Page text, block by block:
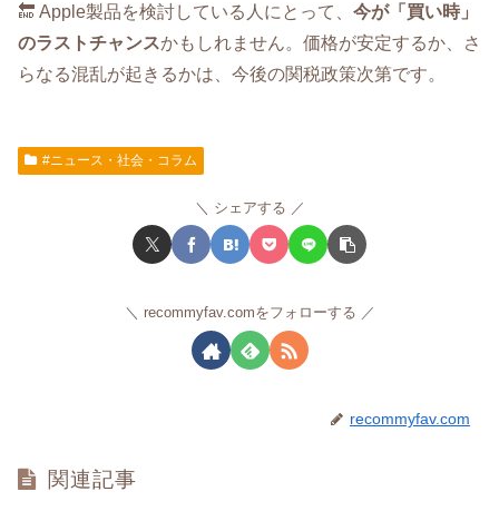
🔚 Apple製品を検討している人にとって、 今が「買い時」
のラストチャンスかもしれません。価格が安定するか、さ
らなる混乱が起きるかは、今後の関税政策次第です。
#ニュース・社会・コラム
シェアする
recommyfav.comをフォローする
recommyfav.com
関連記事